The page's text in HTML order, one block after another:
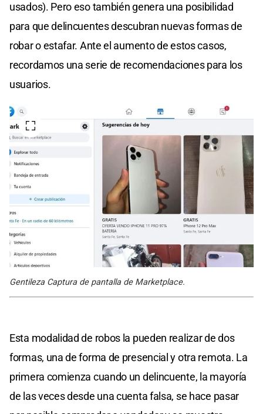
usados). Pero eso también genera una posibilidad
para que delincuentes descubran nuevas formas de
robar o estafar. Ante el aumento de estos casos,
recordamos una serie de recomendaciones para los
usuarios.
Gentileza Captura de pantalla de Marketplace.
Esta modalidad de robos la pueden realizar de dos
formas, una de forma de presencial y otra remota. La
primera comienza cuando un delincuente, la mayoría
de las veces desde una cuenta falsa, se hace pasar